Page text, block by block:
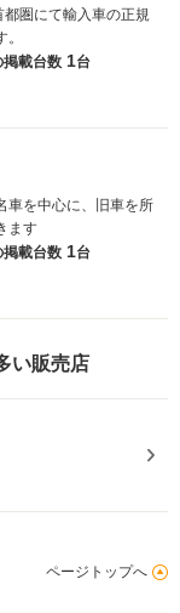
都圏にて輸入車の正規
掲載台数 1台
車を中心に、旧車を所
ます
掲載台数 1台
い販売店
ページトップへ